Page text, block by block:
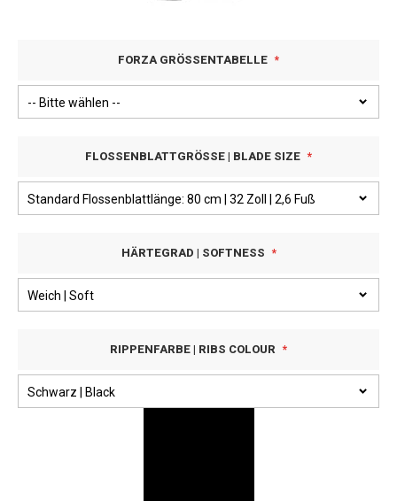
FORZA GRÖSSENTABELLE
FLOSSENBLATTGRÖSSE | BLADE SIZE
HÄRTEGRAD | SOFTNESS
RIPPENFARBE | RIBS COLOUR